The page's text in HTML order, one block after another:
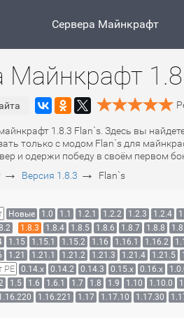
Сервера Майнкрафт
Майнкрафт
1.8.3 Flan`s. Здесь вы
только с модом Flan`s для
и одержи победу в своём первом
→ Версия 1.8.3 → Flan`s
Новые 1.0 1.1 1.2.1 1.2.2 1.2.3 1.2.4
1.8.3 1.8.4 1.8.5 1.8.6 1.8.7 1.8.8
1.15 1.15.1 1.15.2 1.16 1.16.1 1.16.2
1.21 1.21.1 1.21.2 1.21.3 1.21.4 1.21.5
PE 0.14.x 0.14.2 0.14.3 0.15.x 0.16.x
1.5 1.6 1.6.1 1.7 1.8 1.9 1.10 1.10.0
1.16.221 1.17 1.17.10 1.17.30